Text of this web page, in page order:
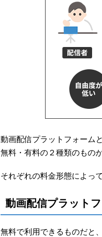
動画配信プラットフォーム
無料・有料の２種類のもの
それぞれの料金形態によっ
動画配信プラット
無料で利用できるものだと